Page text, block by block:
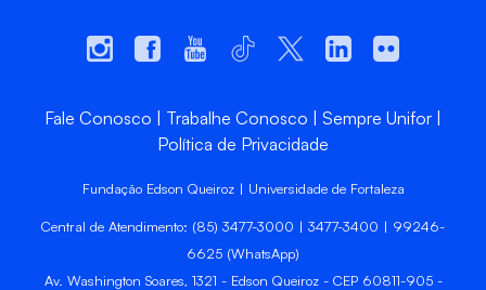
Fale Conosco Trabalhe Conosco
Sempre Unifor
Política de Privacidade
Fundação Edson Queiroz | Universidade de Fortaleza
Central de Atendimento: (85) 3477-3000 | 3477-3400 | 99246-
6625 (WhatsApp)
Av. Washington Soares, 1321 - Edson Queiroz - CEP 60811-905 -